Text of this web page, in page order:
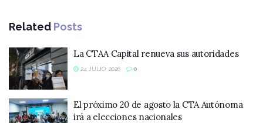
Related Posts
La CTAA Capital renueva sus autoridades
24 JULIO, 2026 0
El próximo 20 de agosto la CTA Autónoma
irá a elecciones nacionales